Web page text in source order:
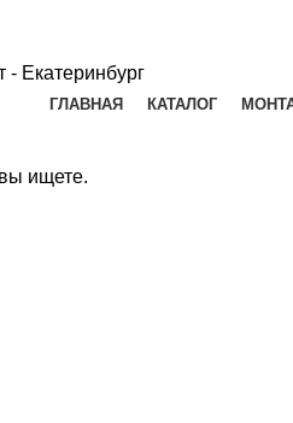
ГЛАВНАЯ КАТАЛОГ
ищете.